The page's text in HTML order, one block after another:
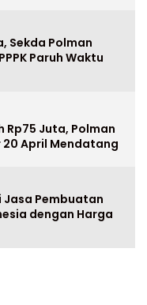
Sekda Polman
Paruh Waktu
Rp75 Juta, Polman
20 April Mendatang
Jasa Pembuatan
dengan Harga